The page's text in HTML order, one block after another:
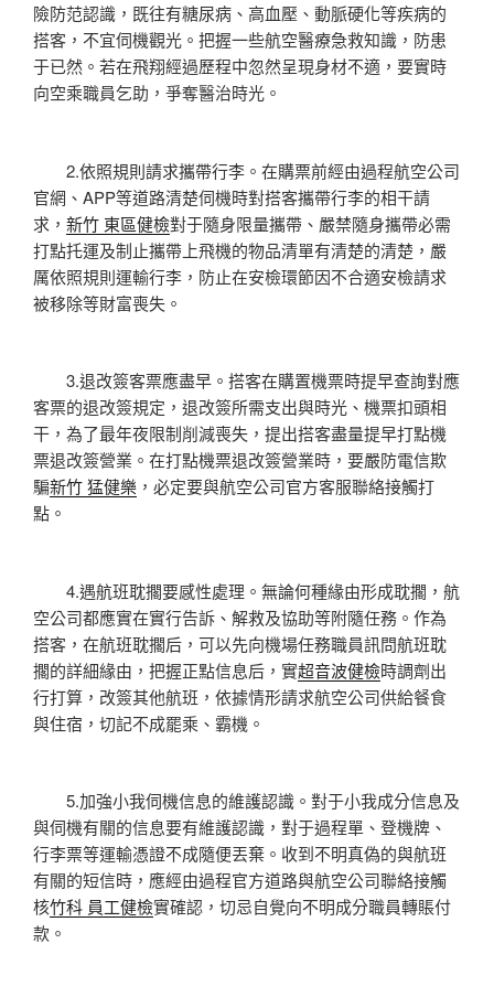
險防范認識，既往有糖尿病、高血壓、動脈硬化等疾病的
搭客，不宜伺機觀光。把握一些航空醫療急救知識，防患
于已然。若在飛翔經過歷程中忽然呈現身材不適，要實時
向空乘職員乞助，爭奪醫治時光。
2.依照規則請求攜帶行李。在購票前經由過程航空公司
官網、APP等道路清楚伺機時對搭客攜帶行李的相干請
求， 新竹 東區健檢對于隨身限量攜帶、嚴禁隨身攜帶必需
打點托運及制止攜帶上飛機的物品清單有清楚的清楚，嚴
厲依照規則運輸行李，防止在安檢環節因不合適安檢請求
被移除等財富喪失。
3.退改簽客票應盡早。搭客在購置機票時提早查詢對應
客票的退改簽規定，退改簽所需支出與時光、機票扣頭相
干，為了最年夜限制削減喪失，提出搭客盡量提早打點機
票退改簽營業。在打點機票退改簽營業時，要嚴防電信欺
騙新竹 猛健樂 ，必定要與航空公司官方客服聯絡接觸打
點。
4.遇航班耽擱要感性處理。無論何種緣由形成耽擱，航
空公司都應實在實行告訴、解救及協助等附隨任務。作為
搭客，在航班耽擱后，可以先向機場任務職員訊問航班耽
擱的詳細緣由，把握正點信息后，實超音波健檢時調劑出
行打算，改簽其他航班，依據情形請求航空公司供給餐食
與住宿，切記不成罷乘、霸機。
5.加強小我伺機信息的維護認識。對于小我成分信息及
與伺機有關的信息要有維護認識，對于過程單、登機牌、
行李票等運輸憑證不成隨便丟棄。收到不明真偽的與航班
有關的短信時，應經由過程官方道路與航空公司聯絡接觸
核竹科 員工健檢實確認，切忌自覺向不明成分職員轉賬付
款。